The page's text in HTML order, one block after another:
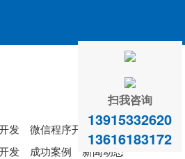
发
微信程序开发
发 成功案例
新闻动态
扫我咨询
13915332620
13616183172